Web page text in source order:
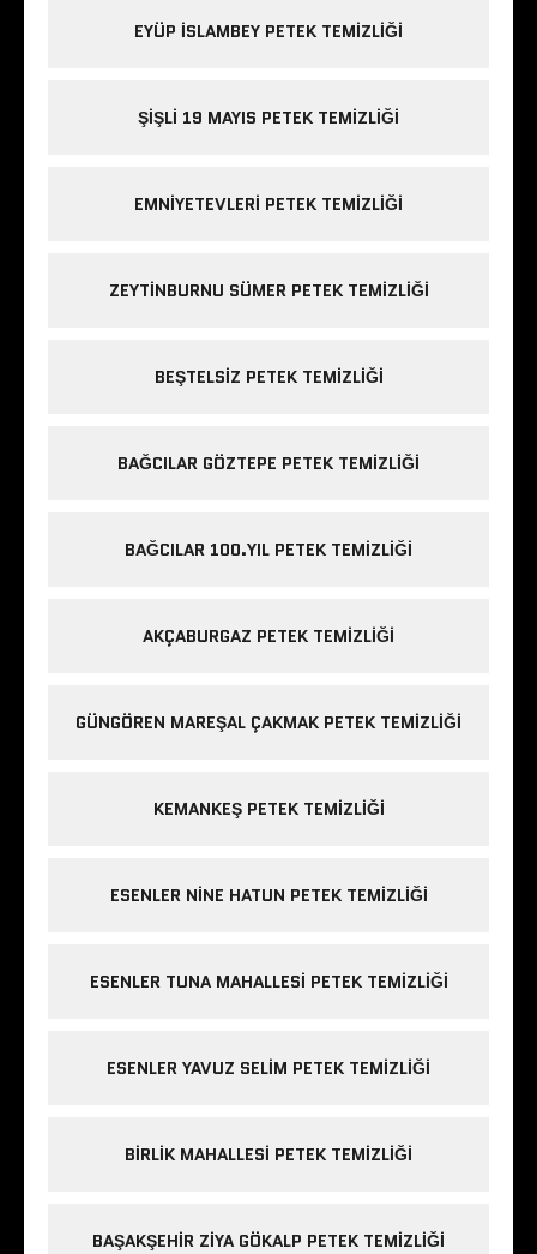
EYÜP ISLAMBEY PETEK TEMIZLIĞI
ŞIŞLI 19 MAYIS PETEK TEMIZLIĞI
EMNIYETEVLERI PETEK TEMIZLIĞI
ZEYTINBURNU SÜMER PETEK TEMIZLIĞI
BEŞTELSIZ PETEK TEMIZLIĞI
BAĞCILAR GÖZTEPE PETEK TEMIZLIĞI
BAĞCILAR 100.YIL PETEK TEMIZLIĞI
AKÇABURGAZ PETEK TEMIZLIĞI
GÜNGÖREN MAREŞAL ÇAKMAK PETEK TEMIZLIĞI
KEMANKEŞ PETEK TEMIZLIĞI
ESENLER NINE HATUN PETEK TEMIZLIĞI
ESENLER TUNA MAHALLESI PETEK TEMIZLIĞI
ESENLER YAVUZ SELIM PETEK TEMIZLIĞI
BIRLIK MAHALLESI PETEK TEMIZLIĞI
BAŞAKŞEHIR ZIYA GÖKALP PETEK TEMIZLIĞI